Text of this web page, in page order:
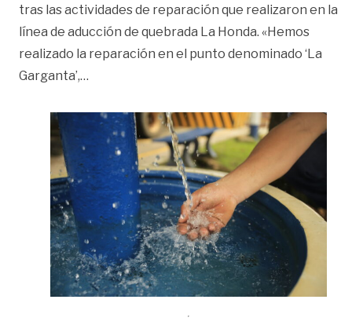
tras las actividades de reparación que realizaron en la
línea de aducción de quebrada La Honda. «Hemos
realizado la reparación en el punto denominado ‘La
Garganta’,…